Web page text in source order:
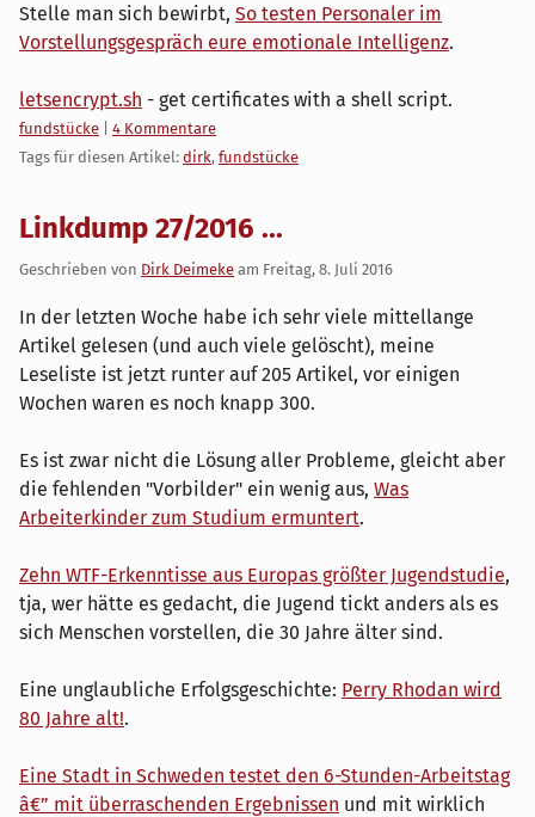
Stelle man sich bewirbt, So testen Personaler im
Vorstellungsgespräch eure emotionale Intelligenz.
letsencrypt.sh - get certificates with a shell script.
Kategorien:
fundstücke
4 Kommentare
Tags für diesen Artikel: dirk, fundstücke
Linkdump 27/2016 ...
Geschrieben von Dirk Deimeke am Freitag, 8. Juli 2016
In der letzten Woche habe ich sehr viele mittellange
Artikel gelesen (und auch viele gelöscht), meine
Leseliste ist jetzt runter auf 205 Artikel, vor einigen
Wochen waren es noch knapp 300.
Es ist zwar nicht die Lösung aller Probleme, gleicht aber
die fehlenden "Vorbilder" ein wenig aus, Was
Arbeiterkinder zum Studium ermuntert.
Zehn WTF-Erkenntisse aus Europas größter Jugendstudie,
tja, wer hätte es gedacht, die Jugend tickt anders als es
sich Menschen vorstellen, die 30 Jahre älter sind.
Eine unglaubliche Erfolgsgeschichte: Perry Rhodan wird
80 Jahre alt!.
Eine Stadt in Schweden testet den 6-Stunden-Arbeitstag
â€” mit überraschenden Ergebnissen und mit wirklich